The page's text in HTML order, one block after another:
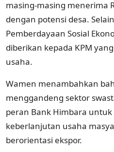
masing-masing menerima
dengan potensi desa.
Pemberdayaan Sosial
diberikan kepada KPM
usaha.
Wamen menambahkan
menggandeng sektor
peran Bank Himbara
keberlanjutan usaha
berorientasi ekspor.